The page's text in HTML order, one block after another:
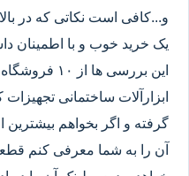
و...کافی است نکاتی که در
یک خرید خوب و با اطمینان
این بررسی ها
ابزارآلات ساختمانی
گرفته و اگر بخواهم بیشترین
آن را به شما معرفی کنم